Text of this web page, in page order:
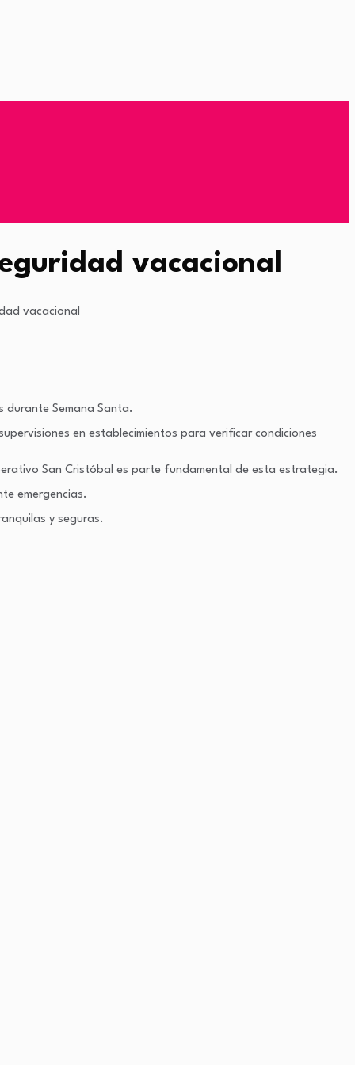
vacacional
vacacional
Semana Santa.
en establecimientos para verificar condiciones
San Cristóbal es parte fundamental de esta estrategia.
emergencias.
y seguras.